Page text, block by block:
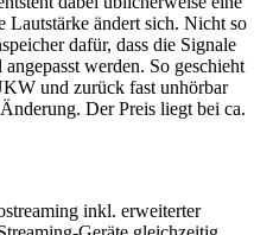
ändert sich. Nicht so
dafür, dass die Signale
werden. So geschieht
und zurück fast unhörbar
Der Preis liegt bei ca.
inkl. erweiterter